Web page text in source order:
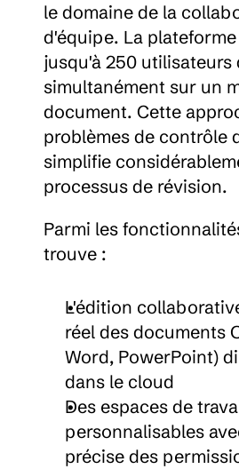
le domaine de la
d'équipe. La
jusqu'à 250 utilisateurs
simultanément sur un
document. Cette
problèmes de contrôle
simplifie
processus de révision.
Parmi les
trouve :
L'édition
réel des documents
Word, PowerPoint)
dans le cloud
Des espaces de
personnalisables
précise des